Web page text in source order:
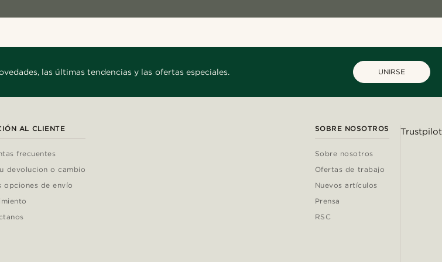
las últimas tendencias y las ofertas especiales. UNIRSE
AL CLIENTE
frecuentes
devolucion o cambio
opciones de envío
SOBRE NOSOTROS
Sobre nosotros
Ofertas de trabajo
Nuevos artículos
Prensa
RSC
Trustpilot